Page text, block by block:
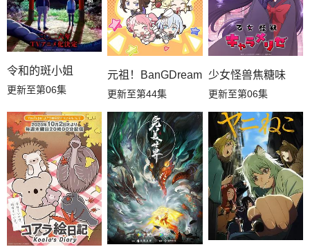
令和的斑小姐
更新至第06集
元祖！BanGDream酱
更新至第44集
少女怪兽焦糖味
更新至第06集